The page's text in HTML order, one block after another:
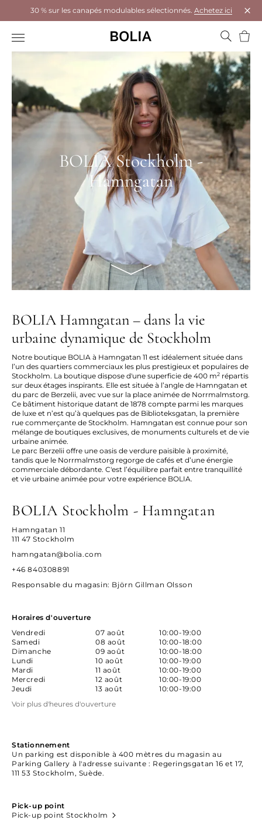
30 % sur les canapés modulables sélectionnés. Achetez ici
BOLIA Stockholm -
Hamngatan
BOLIA Hamngatan – dans la vie
urbaine dynamique de Stockholm
Notre boutique BOLIA à Hamngatan 11 est idéalement située dans
l’un des quartiers commerciaux les plus prestigieux et populaires de
Stockholm. La boutique dispose d'une superficie de 400 m2 répartis
sur deux étages inspirants. Elle est située à l’angle de Hamngatan et
du parc de Berzelii, avec vue sur la place animée de Norrmalmstorg.
Ce bâtiment historique datant de 1878 compte parmi les marques
de luxe et n’est qu’à quelques pas de Biblioteksgatan, la première
rue commerçante de Stockholm. Hamngatan est connue pour son
mélange de boutiques exclusives, de monuments culturels et de vie
urbaine animée.
Le parc Berzelii offre une oasis de verdure paisible à proximité,
tandis que le Norrmalmstorg regorge de cafés et d’une énergie
commerciale débordante. C'est l’équilibre parfait entre tranquillité
et vie urbaine animée pour votre expérience BOLIA.
BOLIA Stockholm - Hamngatan
Hamngatan 11
111 47 Stockholm
hamngatan@bolia.com
+46 840308891
Responsable du magasin: Björn Gillman Olsson
Horaires d'ouverture
Vendredi
07 août
10:00-19:00
Samedi
08 août
10:00-18:00
Dimanche
09 août
10:00-18:00
Lundi
10 août
10:00-19:00
Mardi
11 août
10:00-19:00
Mercredi
12 août
10:00-19:00
Jeudi
13 août
10:00-19:00
Voir plus d'heures d'ouverture
Stationnement
Un parking est disponible à 400 mètres du magasin au
Parking Gallery à l'adresse suivante : Regeringsgatan 16 et 17,
111 53 Stockholm, Suède.
Pick-up point
Pick-up point Stockholm